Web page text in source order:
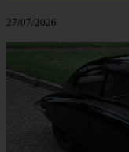
27/07/2026